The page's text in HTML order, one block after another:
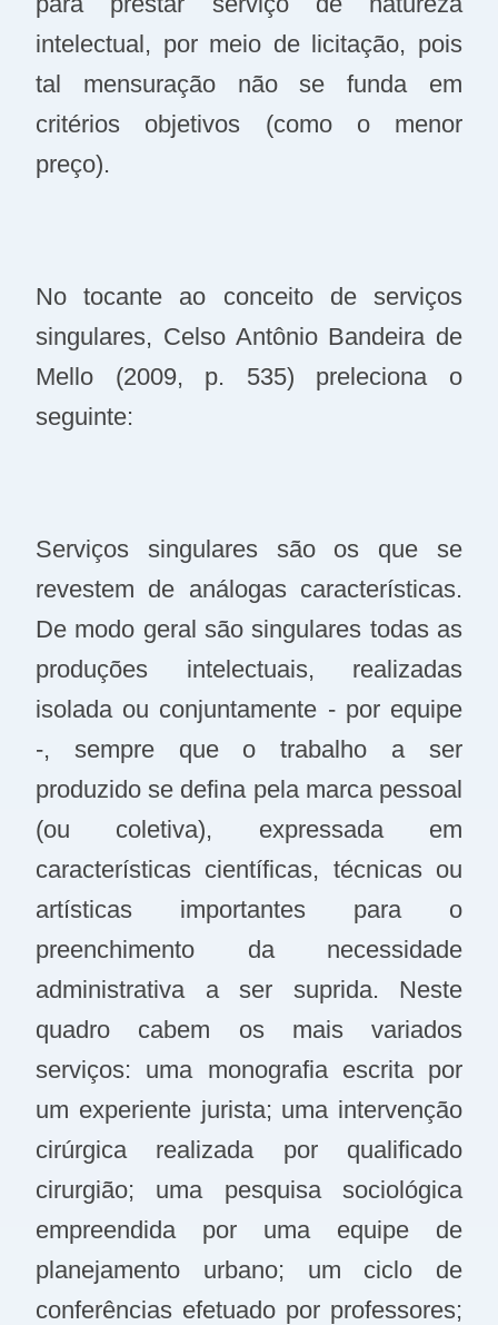
intelectual, por meio de licitação, pois
tal mensuração não se funda em
critérios objetivos (como o menor
preço).
No tocante ao conceito de serviços
singulares, Celso Antônio Bandeira de
Mello (2009, p. 535) preleciona o
seguinte:
Serviços singulares são os que se
revestem de análogas características.
De modo geral são singulares todas as
produções intelectuais, realizadas
isolada ou conjuntamente - por equipe
-, sempre que o trabalho a ser
produzido se defina pela marca pessoal
(ou coletiva), expressada em
características científicas, técnicas ou
artísticas importantes para o
preenchimento da necessidade
administrativa a ser suprida. Neste
quadro cabem os mais variados
serviços: uma monografia escrita por
um experiente jurista; uma intervenção
cirúrgica realizada por qualificado
cirurgião; uma pesquisa sociológica
empreendida por uma equipe de
planejamento urbano; um ciclo de
conferências efetuado por professores;